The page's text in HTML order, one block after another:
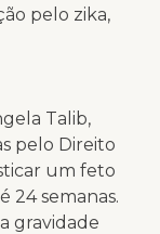
pelo zika,
Talib,
pelo Direito
um feto
24 semanas.
gravidade